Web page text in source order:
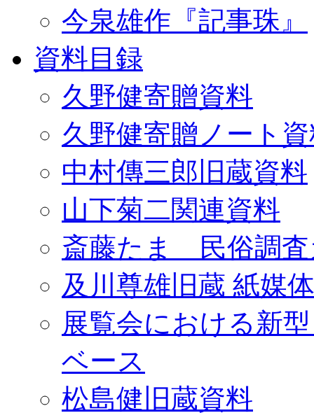
今泉雄作『記事珠』
資料目録
久野健寄贈資料
久野健寄贈ノート
中村傳三郎旧蔵資料
山下菊二関連資料
斎藤たま 民俗調査
及川尊雄旧蔵 紙媒
展覧会における新
ベース
松島健旧蔵資料